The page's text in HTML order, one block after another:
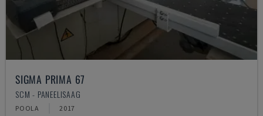
SIGMA PRIMA 67
SCM - PANEELISAAG
POOLA 2017